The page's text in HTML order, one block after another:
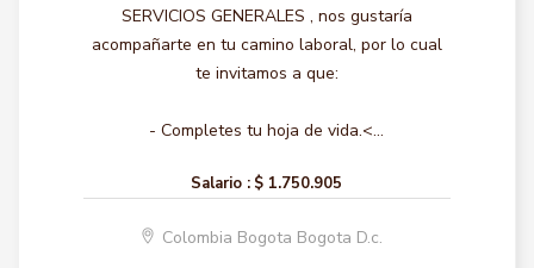
SERVICIOS GENERALES , nos gustaría
acompañarte en tu camino laboral, por lo cual
te invitamos a que:
- Completes tu hoja de vida.<...
Salario : $ 1.750.905
Colombia Bogota Bogota D.c.